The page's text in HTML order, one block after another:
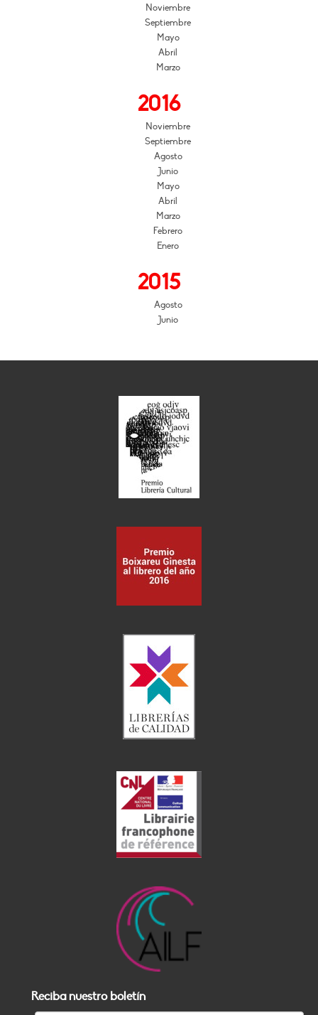
Noviembre
Septiembre
Mayo
Abril
Marzo
2016
Noviembre
Septiembre
Agosto
Junio
Mayo
Abril
Marzo
Febrero
Enero
2015
Agosto
Junio
Reciba nuestro boletín